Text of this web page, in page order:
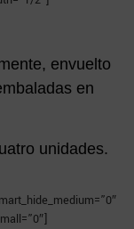
envuelto
en
unidades.